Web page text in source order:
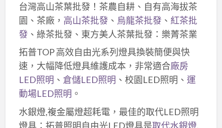
台灣高山茶葉批發！茶農自耕、自有高海拔茶
園、茶廠， 高山茶批發、 烏龍茶批發、 紅茶批
發、綠茶批發、東方美人茶葉批發：樂菁茶業
拓普TOP 高效自由光系列燈具換裝簡便與快
速，大幅降低燈具維護成本，非常適合廠房
LED照明 、 倉儲LED照明 、校園LED照明、 運
動場LED照明 。
水銀燈,複金屬燈超耗電，最佳的取代LED照明
燈具：拓普照明自由光LED燈具是取代水銀燈,